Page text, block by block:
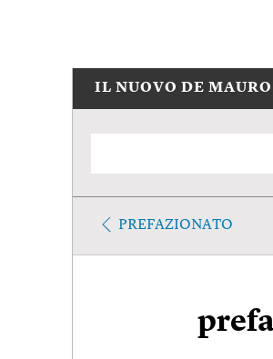
IL NUOVO DE MAURO
PREFAZIONATO